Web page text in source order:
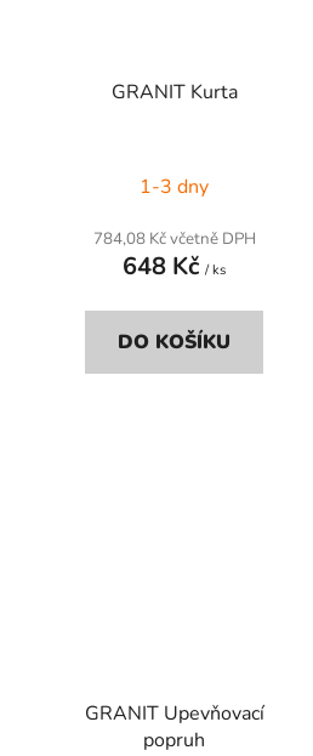
GRANIT Kurta
1-3 dny
784,08 Kč včetně DPH
648 Kč / ks
DO KOŠÍKU
GRANIT Upevňovací
popruh